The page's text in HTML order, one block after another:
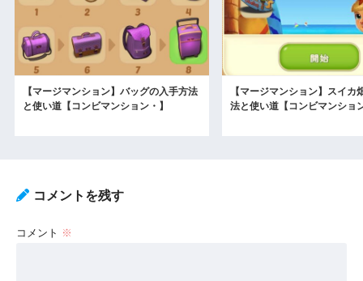
【マージマンション】バッグの入手方法
と使い道【コンビマンション・】
【マージマンション】スイカ
法と使い道【コンビマンショ
コメントを残す
コメント ※